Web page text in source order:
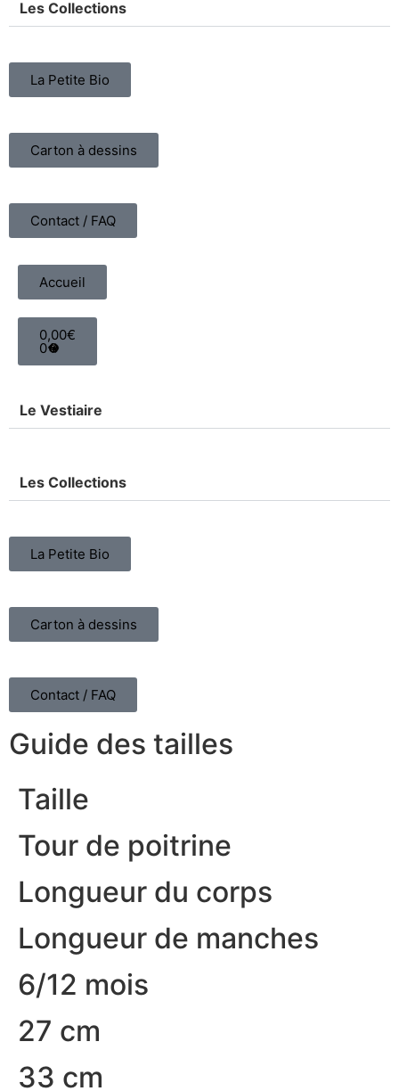
Les Collections
La Petite Bio
Carton à dessins
Contact / FAQ
Accueil
0,00€
0
Le Vestiaire
Les Collections
La Petite Bio
Carton à dessins
Contact / FAQ
Guide des tailles
Taille
Tour de poitrine
Longueur du corps
Longueur de manches
6/12 mois
27 cm
33 cm